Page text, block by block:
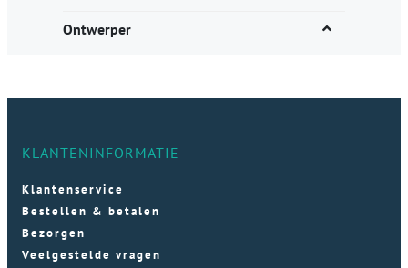
Ontwerper
KLANTENINFORMATIE
Klantenservice
Bestellen & betalen
Bezorgen
Veelgestelde vragen